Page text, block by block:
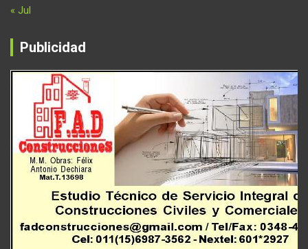
« Jul
Publicidad